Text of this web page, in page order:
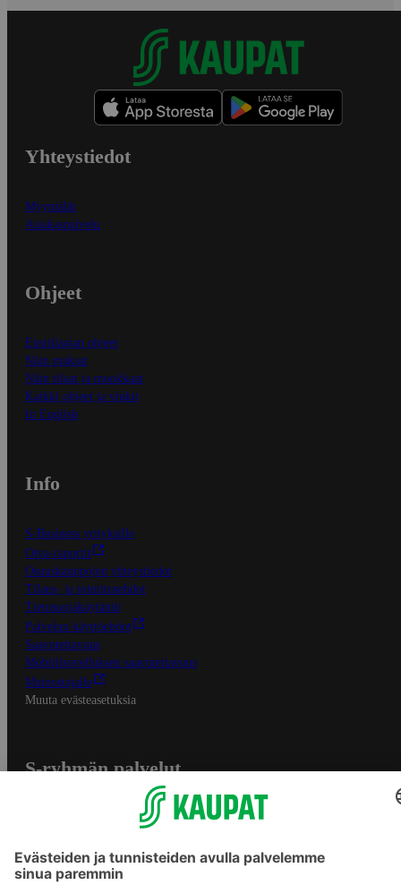
Yhteystiedot
Myymälät
Asiakaspalvelu
Ohjeet
Ensitilaajan ohjeet
Näin maksat
Näin tilaat ja muokkaat
Kaikki ohjeet ja vinkit
In English
Info
S-Business yrityksille
Oiva-raportit
Osuuskauppojen yhteystiedot
Tilaus- ja toimitusehdot
Tietosuojakäytäntö
Palvelun käyttöehdot
Saavutettavuus
Mobiilisovelluksen saavutettavuus
Mainostajalle
Muuta evästeasetuksia
S-ryhmän palvelut
Yhteishyvä Ruoka -sovellus
S-ostoslista -sovellus